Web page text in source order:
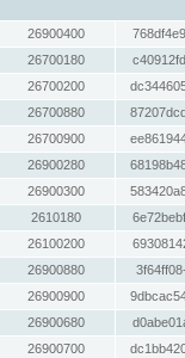
26900400
26700180
26700200
26700880
26700900
26900280
26900300
2610180
26100200
26900880
26900900
26900680
26900700